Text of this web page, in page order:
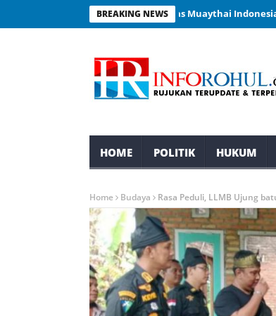
BREAKING NEWS
Siap Tampil di Kejurnas Muaythai Indonesia 2026
HOME POLITIK HUKUM
Home Budaya Rasa Peduli, LLMB Ujung